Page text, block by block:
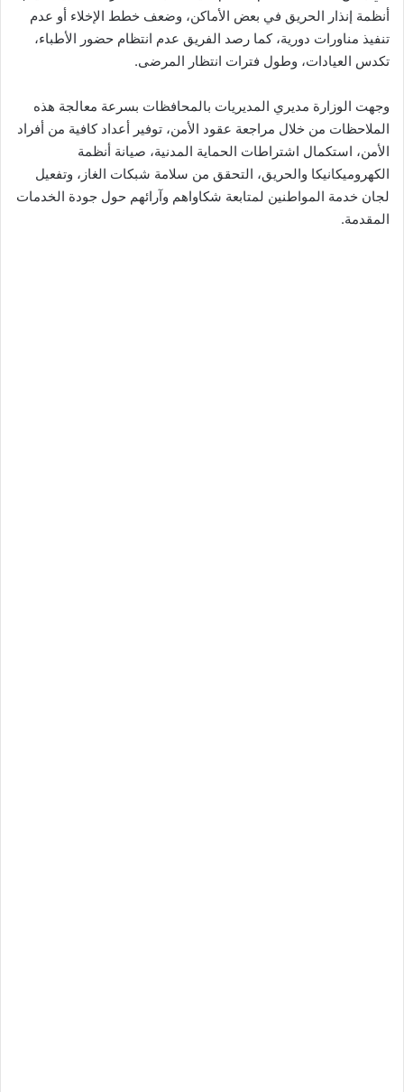
أنظمة إنذار الحريق في بعض الأماكن، وضعف خطط الإخلاء أو عدم
تنفيذ مناورات دورية، كما رصد الفريق عدم انتظام حضور الأطباء،
تكدس العيادات، وطول فترات انتظار المرضى.
وجهت الوزارة مديري المديريات بالمحافظات بسرعة معالجة هذه
الملاحظات من خلال مراجعة عقود الأمن، توفير أعداد كافية من أفراد
الأمن، استكمال اشتراطات الحماية المدنية، صيانة أنظمة
الكهروميكانيكا والحريق، التحقق من سلامة شبكات الغاز، وتفعيل
لجان خدمة المواطنين لمتابعة شكاواهم وآرائهم حول جودة الخدمات
المقدمة.